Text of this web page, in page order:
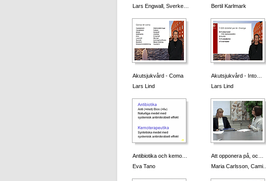
Lars Engwall, Sverke…
Bertil Karlmark
Akutsjukvård - Coma
Lars Lind
Akutsjukvård - Into…
Lars Lind
Antibiotika och kemo…
Eva Tano
Att opponera på, oc…
Maria Carlsson, Cami…